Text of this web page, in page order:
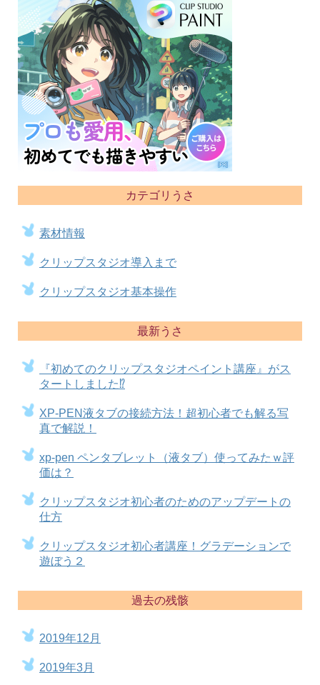
カテゴリうさ
素材情報
クリップスタジオ導入まで
クリップスタジオ基本操作
最新うさ
『初めてのクリップスタジオペイント講座』がス
タートしました⁉
XP-PEN液タブの接続方法！超初心者でも解る写
真で解説！
xp-pen ペンタブレット（液タブ）使ってみたｗ評
価は？
クリップスタジオ初心者のためのアップデートの
仕方
クリップスタジオ初心者講座！グラデーションで
遊ぼう２
過去の残骸
2019年12月
2019年3月